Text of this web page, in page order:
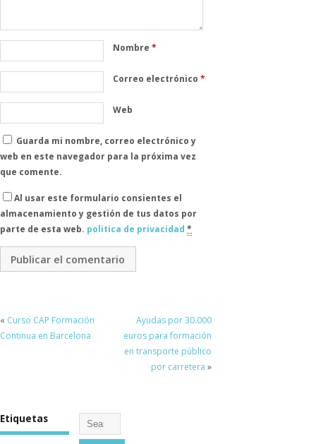
Nombre*
Correo electrónico*
Web
Guarda mi nombre, correo electrónico y
web en este navegador para la próxima vez
que comente.
Al usar este formulario consientes el
almacenamiento y gestión de tus datos por
parte de esta web. politica de privacidad *
« Curso CAP Formación
Continua en Barcelona
Ayudas por 30.000
euros para formación
en transporte público
por carretera »
Etiquetas